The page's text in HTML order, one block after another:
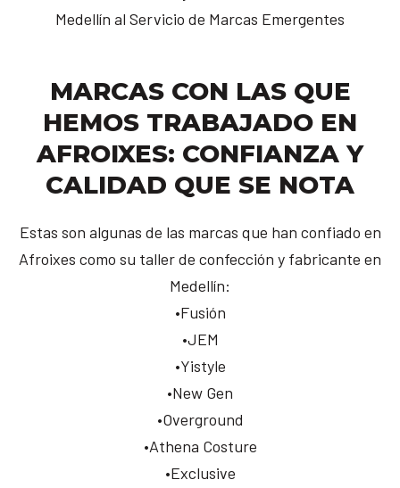
Medellín al Servicio de Marcas Emergentes
MARCAS CON LAS QUE
HEMOS TRABAJADO EN
AFROIXES: CONFIANZA Y
CALIDAD QUE SE NOTA
Estas son algunas de las marcas que han confiado en
Afroixes como su taller de confección y fabricante en
Medellín:
•Fusión
•JEM
•Yistyle
•New Gen
•Overground
•Athena Costure
•Exclusive